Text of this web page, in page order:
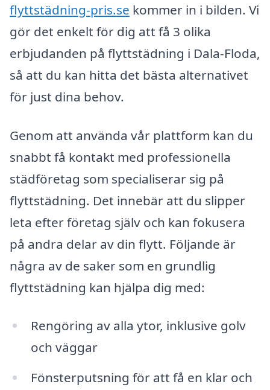
flyttstädning-pris.se kommer in i bilden. Vi
gör det enkelt för dig att få 3 olika
erbjudanden på flyttstädning i Dala-Floda,
så att du kan hitta det bästa alternativet
för just dina behov.
Genom att använda vår plattform kan du
snabbt få kontakt med professionella
städföretag som specialiserar sig på
flyttstädning. Det innebär att du slipper
leta efter företag själv och kan fokusera
på andra delar av din flytt. Följande är
några av de saker som en grundlig
flyttstädning kan hjälpa dig med:
Rengöring av alla ytor, inklusive golv
och väggar
Fönsterputsning för att få en klar och